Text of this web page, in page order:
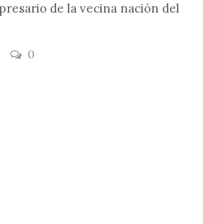
de la vecina nación del
0